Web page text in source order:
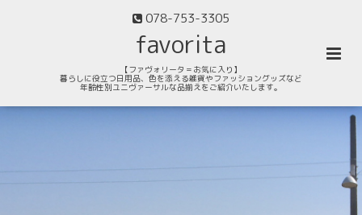
078-753-3305
favorita
【ファヴォリータ＝お気に入り】
暮らしに役立つ日用品、色を添える雑貨やファッショングッズなど
年齢性別ユニヴァーサルな品揃えをご紹介いたします。